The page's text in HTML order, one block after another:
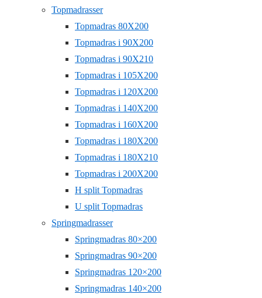
Topmadrasser
Topmadras 80X200
Topmadras i 90X200
Topmadras i 90X210
Topmadras i 105X200
Topmadras i 120X200
Topmadras i 140X200
Topmadras i 160X200
Topmadras i 180X200
Topmadras i 180X210
Topmadras i 200X200
H split Topmadras
U split Topmadras
Springmadrasser
Springmadras 80×200
Springmadras 90×200
Springmadras 120×200
Springmadras 140×200